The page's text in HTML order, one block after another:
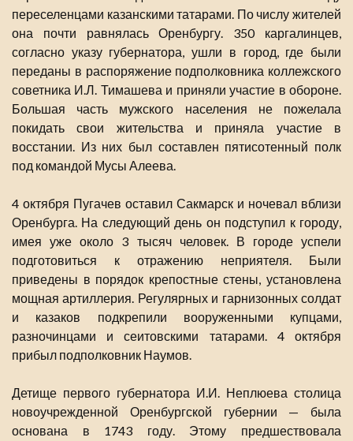
переселенцами казанскими татарами. По числу жителей
она почти равнялась Оренбургу. 350 каргалинцев,
согласно указу губернатора, ушли в город, где были
переданы в распоряжение подполковника коллежского
советника И.Л. Тимашева и приняли участие в обороне.
Большая часть мужского населения не пожелала
покидать свои жительства и приняла участие в
восстании. Из них был составлен пятисотенный полк
под командой Мусы Алеева.
4 октября Пугачев оставил Сакмарск и ночевал вблизи
Оренбурга. На следующий день он подступил к городу,
имея уже около 3 тысяч человек. В городе успели
подготовиться к отражению неприятеля. Были
приведены в порядок крепостные стены, установлена
мощная артиллерия. Регулярных и гарнизонных солдат
и казаков подкрепили вооруженными купцами,
разночинцами и сеитовскими татарами. 4 октября
прибыл подполковник Наумов.
Детище первого губернатора И.И. Неплюева столица
новоучрежденной Оренбургской губернии — была
основана в 1743 году. Этому предшествовала